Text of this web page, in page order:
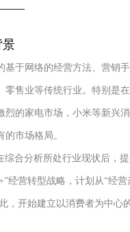
景
基于网络的经营方法、营销手
零售业等传统行业。特别是在
烈的家电市场，小米等新兴消
市场格局。
合分析所处行业现状后，提
经营转型战略，计划从“经营
，开始建立以消费者为中心